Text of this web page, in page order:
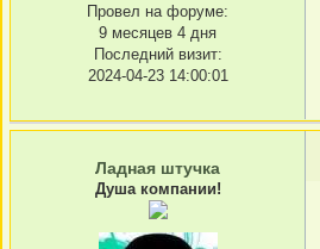
Провел на форуме:
9 месяцев 4 дня
Последний визит:
2024-04-23 14:00:01
Ладная штучка
Душа компании!